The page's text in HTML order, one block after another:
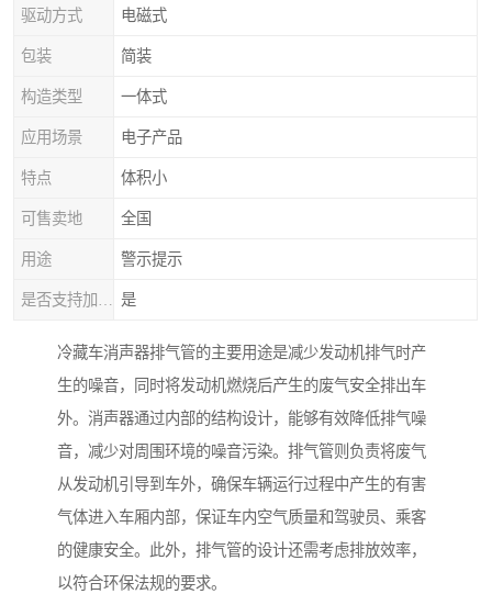
驱动方式 电磁式
包装 简装
构造类型 一体式
应用场景 电子产品
特点 体积小
可售卖地 全国
用途 警示提示
是
冷藏车消声器排气管的主要用途是减少发动机排气时产
生的噪音，同时将发动机燃烧后产生的废气安全排出车
外。消声器通过内部的结构设计，能够有效降低排气噪
音，减少对周围环境的噪音污染。排气管则负责将废气
从发动机引导到车外，确保车辆运行过程中产生的有害
气体进入车厢内部，保证车内空气质量和驾驶员、乘客
的健康安全。此外，排气管的设计还需考虑排放效率，
以符合环保法规的要求。